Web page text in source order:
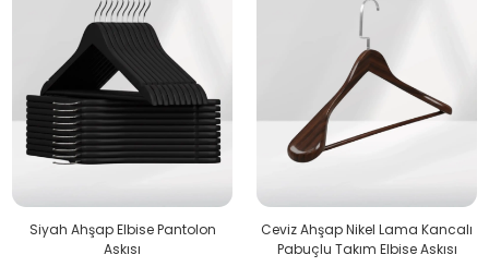
Siyah Ahşap Elbise Pantolon
Askısı
Ceviz Ahşap Nikel Lama Kancalı
Pabuçlu Takım Elbise Askısı